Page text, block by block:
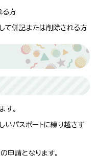
る方
て併記または削除される方
す。
いパスポートに繰り越さず
申請となります。